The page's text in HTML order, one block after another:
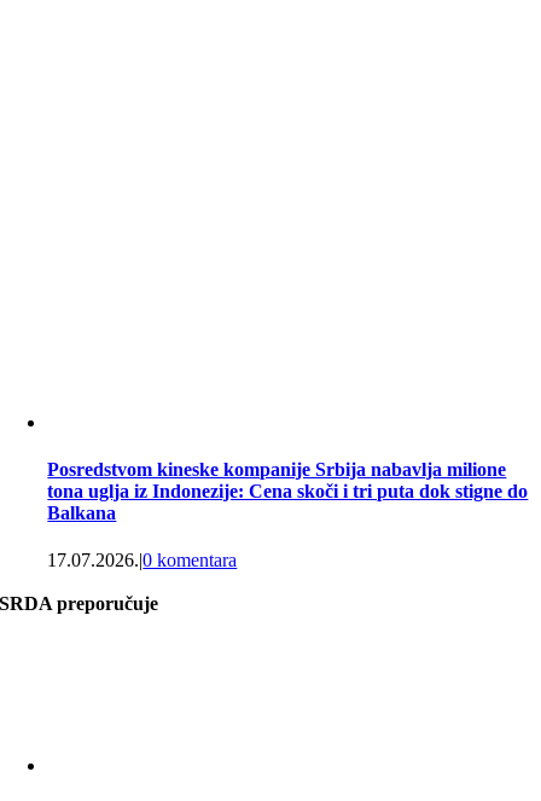
Posredstvom kineske kompanije Srbija nabavlja milione
tona uglja iz Indonezije: Cena skoči i tri puta dok stigne do
Balkana
17.07.2026.|0 komentara
SRDA preporučuje